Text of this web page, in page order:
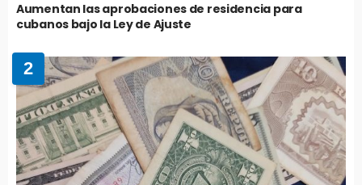
Aumentan las aprobaciones de residencia para
cubanos bajo la Ley de Ajuste
2